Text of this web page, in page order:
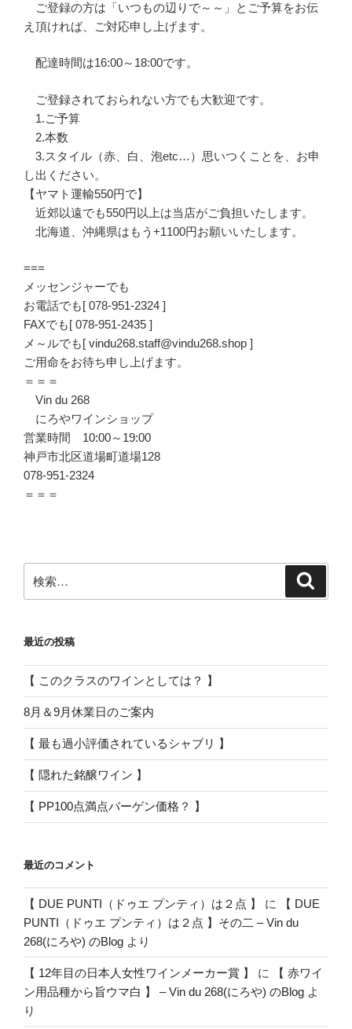
ご登録の方は「いつもの辺りで～～」とご予算をお伝
え頂ければ、ご対応申し上げます。
配達時間は16:00～18:00です。
ご登録されておられない方でも大歓迎です。
1.ご予算
2.本数
3.スタイル（赤、白、泡etc…）思いつくことを、お申
し出ください。
【ヤマト運輸550円で】
近郊以遠でも550円以上は当店がご負担いたします。
北海道、沖縄県はもう+1100円お願いいたします。
===
メッセンジャーでも
お電話でも[ 078-951-2324 ]
FAXでも[ 078-951-2435 ]
メ～ルでも[ vindu268.staff@vindu268.shop ]
ご用命をお待ち申し上げます。
＝＝＝
Vin du 268
にろやワインショップ
営業時間 10:00～19:00
神戸市北区道場町道場128
078-951-2324
＝＝＝
索:
最近の投稿
【 このクラスのワインとしては？ 】
8月＆9月休業日のご案内
【 最も過小評価されているシャブリ 】
【 隠れた銘醸ワイン 】
【 PP100点満点バーゲン価格？ 】
最近のコメント
【 DUE PUNTI（ドゥエ プンティ）は２点 】 に
【 DUE
PUNTI（ドゥエ プンティ）は２点 】その二 – Vin du
268(にろや) のBlog より
【 12年目の日本人女性ワインメーカー賞 】 に
【 赤ワイ
ン用品種から旨ウマ白 】 – Vin du 268(にろや) のBlog よ
り